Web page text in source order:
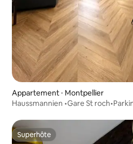
Appartement ⋅ Montpellier
Haussmannien •Gare St
Superhôte
Superhôte